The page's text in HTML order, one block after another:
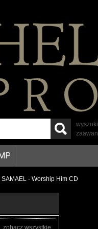
SAMAEL - Worship Him CD
zobacz wszystkie